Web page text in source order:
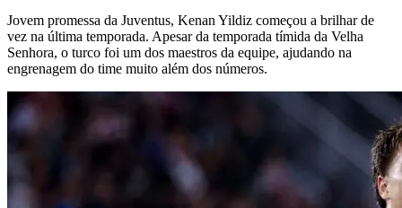
Jovem promessa da Juventus, Kenan Yildiz começou a brilhar de
vez na última temporada. Apesar da temporada tímida da Velha
Senhora, o turco foi um dos maestros da equipe, ajudando na
engrenagem do time muito além dos números.